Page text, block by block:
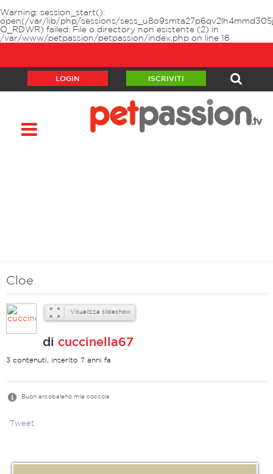
Warning: session_start():
open(/var/lib/php/sessions/
O_RDWR) failed: File o directory non esistente (2) in
/var/www/petpassion/petpassion/index.php on line 18
LOGIN ISCRIVITI
Cloe
Visualizza slideshow
di cuccinella67
3 contenuti, inserito 7 anni fa
Buon arcobaleno mia coccola
Tweet